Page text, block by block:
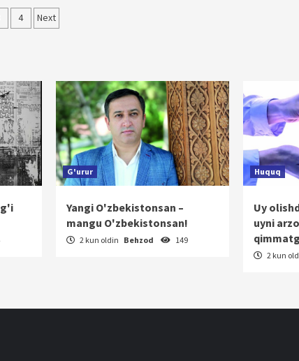
4 Next
G'urur
Yangi O'zbekistonsan –
mangu O'zbekistonsan!
2 kun oldin Behzod 149
Huquq
Uy
uyni
2 kun